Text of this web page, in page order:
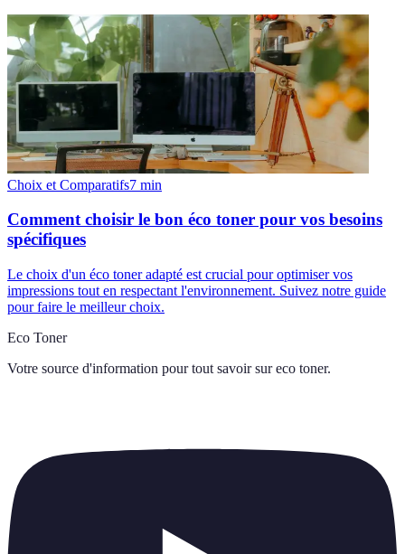
Choix et Comparatifs7 min
Comment choisir le bon éco toner pour vos besoins
spécifiques
Le choix d'un éco toner adapté est crucial pour optimiser vos
impressions tout en respectant l'environnement. Suivez notre guide
pour faire le meilleur choix.
Eco Toner
Votre source d'information pour tout savoir sur eco toner.